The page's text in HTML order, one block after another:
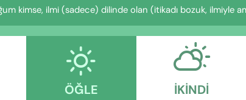
kimse, ilmi (sadece) dilinde olan (itikadı bozuk, ilmiyle
ÖĞLE İKINDI